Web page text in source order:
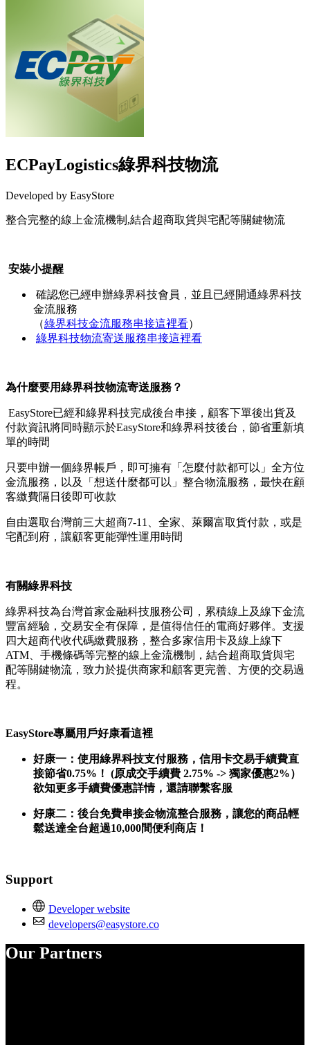
ECPayLogistics綠界科技物流
Developed by EasyStore
整合完整的線上金流機制,結合超商取貨與宅配等關鍵物流
安裝小提醒
確認您已經申辦綠界科技會員，並且已經開通綠界科技
金流服務
（綠界科技金流服務串接這裡看）
綠界科技物流寄送服務串接這裡看
為什麼要用綠界科技物流寄送服務？
EasyStore已經和綠界科技完成後台串接，顧客下單後出貨及
付款資訊將同時顯示於EasyStore和綠界科技後台，節省重新填
單的時間
只要申辦一個綠界帳戶，即可擁有「怎麼付款都可以」全方位
金流服務，以及「想送什麼都可以」整合物流服務，最快在顧
客繳費隔日後即可收款
自由選取台灣前三大超商7-11、全家、萊爾富取貨付款，或是
宅配到府，讓顧客更能彈性運用時間
有關綠界科技
綠界科技為台灣首家金融科技服務公司，累積線上及線下金流
豐富經驗，交易安全有保障，是值得信任的電商好夥伴。支援
四大超商代收代碼繳費服務，整合多家信用卡及線上線下
ATM、手機條碼等完整的線上金流機制，結合超商取貨與宅
配等關鍵物流，致力於提供商家和顧客更完善、方便的交易過
程。
EasyStore專屬用戶好康看這裡
好康一：使用綠界科技支付服務，信用卡交易手續費直
接節省0.75%！ (原成交手續費 2.75% -> 獨家優惠2%）
欲知更多手續費優惠詳情，還請聯繫客服
好康二：後台免費串接金物流整合服務，讓您的商品輕
鬆送達全台超過10,000間便利商店！
Support
Developer website
developers@easystore.co
Our Partners